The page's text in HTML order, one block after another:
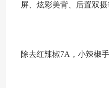
屏、炫彩美背、后置双
除去红辣椒7A，小辣椒